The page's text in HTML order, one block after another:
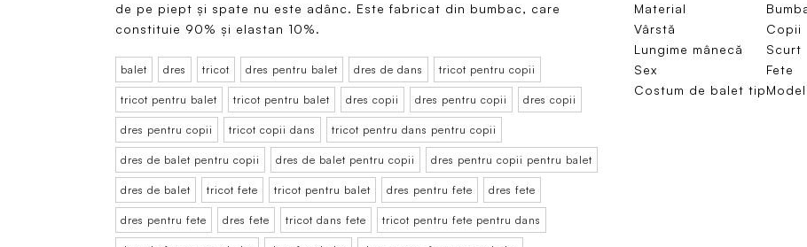
de pe piept și spate nu este adânc. Este fabricat din bumbac, care
constituie 90% și elastan 10%.
balet dres tricot dres pentru balet dres de dans tricot pentru copii
tricot pentru balet tricot pentru balet dres copii dres pentru copii dres copii
dres pentru copii tricot copii dans tricot pentru dans pentru copii
dres de balet pentru copii dres de balet pentru copii dres pentru copii pentru balet
dres de balet tricot fete tricot pentru balet dres pentru fete dres fete
dres pentru fete dres fete tricot dans fete tricot pentru fete pentru dans
Material
Vârstă
Copii
Lungime mânecă
Scurt
Sex
Fete
Costum de balet tip